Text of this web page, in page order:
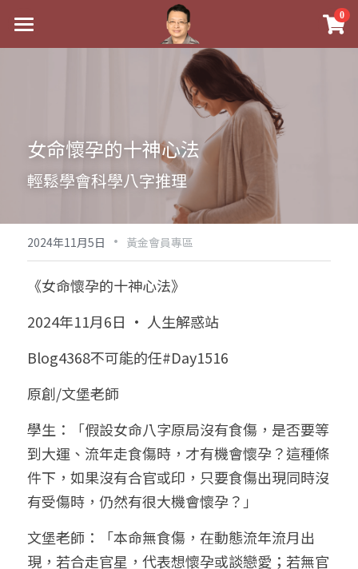
0
最新消息
後天派陽宅
黃金會員專區
八字雜記
心靈成長
人氣最高
站長精選
臉書生活
好書推廌
試閱專區
Podcast聽書
團隊訓練營
八字視頻
陽宅視頻
線上直播
自我挑戰
線上學苑
八字初階班1
八字初階班2
八字進階班
八字中階班
八字高階班
五人實戰班
五行計算初階班
命理商城
八字完整班
《十神高階實戰錄》完整典藏版
科學八字推理PDF
八字批命
小兒命名
我的著作
科學八字推理1
科學八字推理2
科學八字推理3
科學八字輕鬆學
輕鬆學會科學八字推理
與我預約
批命預約
上課預約
常見問題
FB粉絲頁
登錄/註冊
搜索
繁體中文
繁體中文
0938617837
女命懷孕的十神心法
輕鬆學會科學八字推理
2024年11月5日 · 黃金會員專區
《女命懷孕的十神心法》
2024年11月6日 · 人生解惑站
Blog4368不可能的任#Day1516
原創/文堡老師
學生：「假設女命八字原局沒有食傷，是否要等
到大運、流年走食傷時，才有機會懷孕？這種條
件下，如果沒有合官或印，只要食傷出現同時沒
有受傷時，仍然有很大機會懷孕？」
文堡老師：「本命無食傷，在動態流年流月出
現，若合走官星，代表想懷孕或談戀愛；若無官
×
商品分類
《十神高階實戰錄》完整典藏版